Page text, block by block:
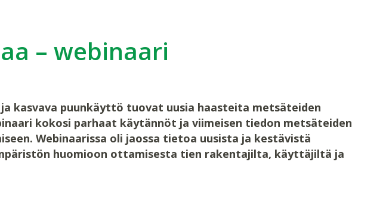
– webinaari
kasvava puunkäyttö tuovat uusia haasteita metsäteiden
kokosi parhaat käytännöt ja viimeisen tiedon metsäteiden
Webinaarissa oli jaossa tietoa uusista ja kestävistä
huomioon ottamisesta tien rakentajilta, käyttäjiltä ja